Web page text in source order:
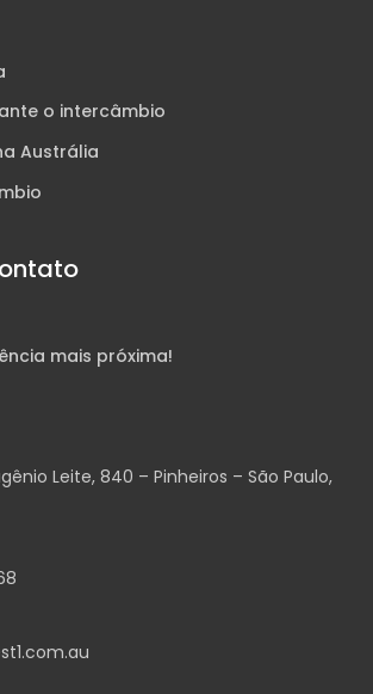
o intercâmbio
Austrália
mais próxima!
Leite, 840 – Pinheiros – São Paulo,